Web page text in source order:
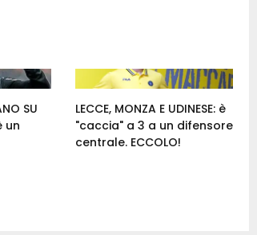
SU
un
LECCE, MONZA E UDINESE: è
"caccia" a 3 a un difensore
centrale. ECCOLO!